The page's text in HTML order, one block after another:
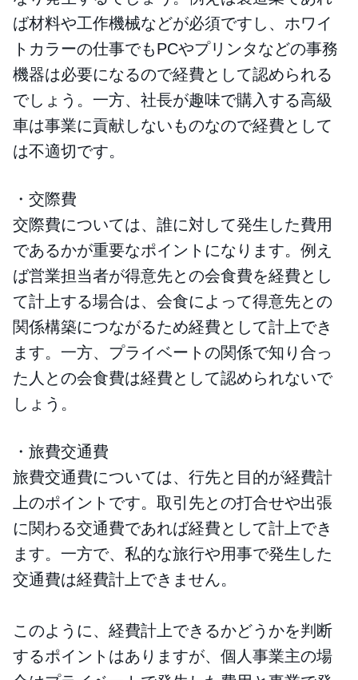
ば材料や工作機械などが必須ですし、ホワイ
トカラーの仕事でもPCやプリンタなどの事務
機器は必要になるので経費として認められる
でしょう。一方、社長が趣味で購入する高級
車は事業に貢献しないものなので経費として
は不適切です。
・交際費
交際費については、誰に対して発生した費用
であるかが重要なポイントになります。例え
ば営業担当者が得意先との会食費を経費とし
て計上する場合は、会食によって得意先との
関係構築につながるため経費として計上でき
ます。一方、プライベートの関係で知り合っ
た人との会食費は経費として認められないで
しょう。
・旅費交通費
旅費交通費については、行先と目的が経費計
上のポイントです。取引先との打合せや出張
に関わる交通費であれば経費として計上でき
ます。一方で、私的な旅行や用事で発生した
交通費は経費計上できません。
このように、経費計上できるかどうかを判断
するポイントはありますが、個人事業主の場